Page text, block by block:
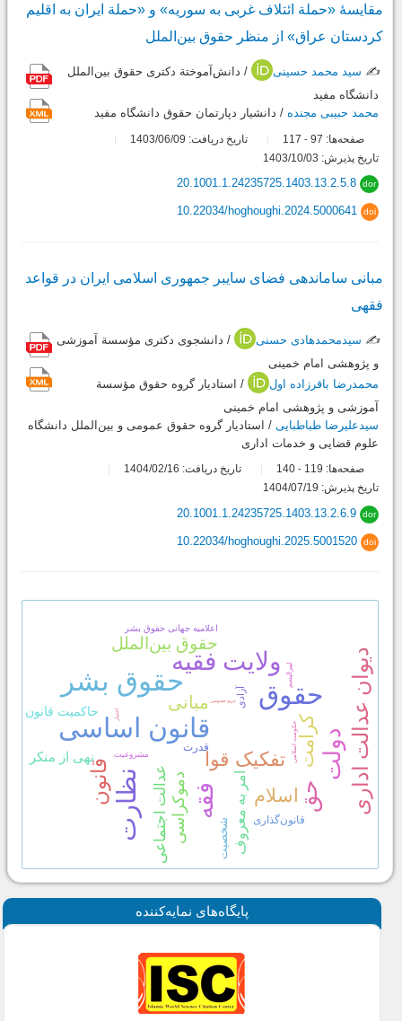
مقایسۀ «حملة ائتلاف غربی به سوریه» و «حملة ایران به اقلیم
کردستان عراق» از منظر حقوق بین‌الملل
✍️ سید محمد حسینی
/ دانش‌آموختة دکتری حقوق بین‌الملل
دانشگاه مفید
محمد حبیبی مجنده / دانشیار دپارتمان حقوق دانشگاه مفید
صفحه‌ها: 97
-
تاریخ دریافت: 1403/06/09
تاریخ پذیرش: 1403/10/03
dor
20.1001.1.24235725.1403.13.2.5.8
doi
10.22034/hoghoughi.2024.5000641
مبانی ساماندهی فضای سایبر جمهوری اسلامی ایران در قواعد
فقهی
✍️ سیدمحمدهادی حسنی
/ دانشجوی دکتری مؤسسة آموزشی
و پژوهشی امام خمینی
محمدرضا باقرزاده اول
/ استادیار گروه حقوق مؤسسة
آموزشی و پژوهشی امام خمینی
سیدعلیرضا طباطبایی / استادیار گروه حقوق عمومی و بین‌الملل دانشگاه
علوم قضایی و خدمات اداری
صفحه‌ها: 119
-
تاریخ دریافت: 1404/02/16
تاریخ پذیرش: 1404/07/19
dor
20.1001.1.24235725.1403.13.2.6.9
doi
10.22034/hoghoughi.2025.5001520
پايگاه‌های نمايه‌كننده